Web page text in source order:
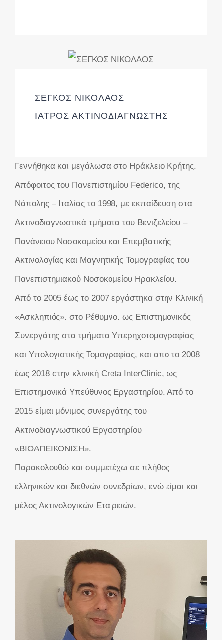
ΣΕΓΚΟΣ ΝΙΚΟΛΑΟΣ
ΙΑΤΡΟΣ ΑΚΤΙΝΟΔΙΑΓΝΩΣΤΗΣ
Γεννήθηκα και μεγάλωσα στο Ηράκλειο Κρήτης.
Απόφοιτος του Πανεπιστημίου Federico, της
Νάπολης – Ιταλίας το 1998, με εκπαίδευση στα
Ακτινοδιαγνωστικά τμήματα του Βενιζελείου –
Πανάνειου Νοσοκομείου και Επεμβατικής
Ακτινολογίας και Μαγνητικής Τομογραφίας του
Πανεπιστημιακού Νοσοκομείου Ηρακλείου.
Από το 2005 έως το 2007 εργάστηκα στην Κλινική
«Ασκληπιός», στο Ρέθυμνο, ως Επιστημονικός
Συνεργάτης στα τμήματα Υπερηχοτομογραφίας
και Υπολογιστικής Τομογραφίας, και από το 2008
έως 2018 στην κλινική Creta InterClinic, ως
Επιστημονικά Υπεύθυνος Εργαστηρίου. Από το
2015 είμαι μόνιμος συνεργάτης του
Ακτινοδιαγνωστικού Εργαστηρίου
«ΒΙΟΑΠΕΙΚΟΝΙΣΗ».
Παρακολουθώ και συμμετέχω σε πλήθος
ελληνικών και διεθνών συνεδρίων, ενώ είμαι και
μέλος Ακτινολογικών Εταιρειών.